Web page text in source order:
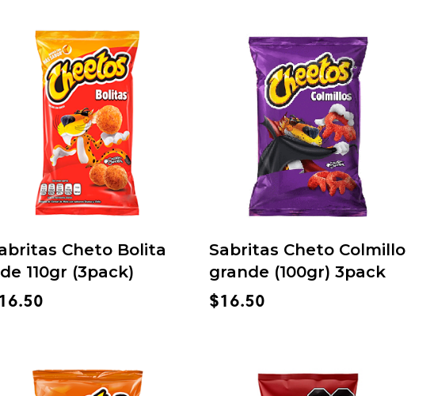
Cheto Bolita
110gr (3pack)
Sabritas Cheto Colmillo
grande (100gr) 3pack
$16.50